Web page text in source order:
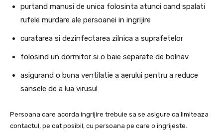
purtand manusi de unica folosinta atunci cand spalati
rufele murdare ale persoanei in ingrijire
curatarea si dezinfectarea zilnica a suprafetelor
folosind un dormitor si o baie separate de bolnav
asigurand o buna ventilatie a aerului pentru a reduce
sansele de a lua virusul
Persoana care acorda ingrijire trebuie sa se asigure ca limiteaza
contactul, pe cat posibil, cu persoana pe care o ingrijeste.